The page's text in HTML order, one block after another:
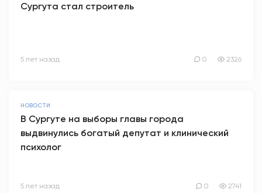
Сургута стал строитель
5 лет назад 0 2326
НОВОСТИ
В Сургуте на выборы главы города
выдвинулись богатый депутат и клинический
психолог
5 лет назад 0 2741